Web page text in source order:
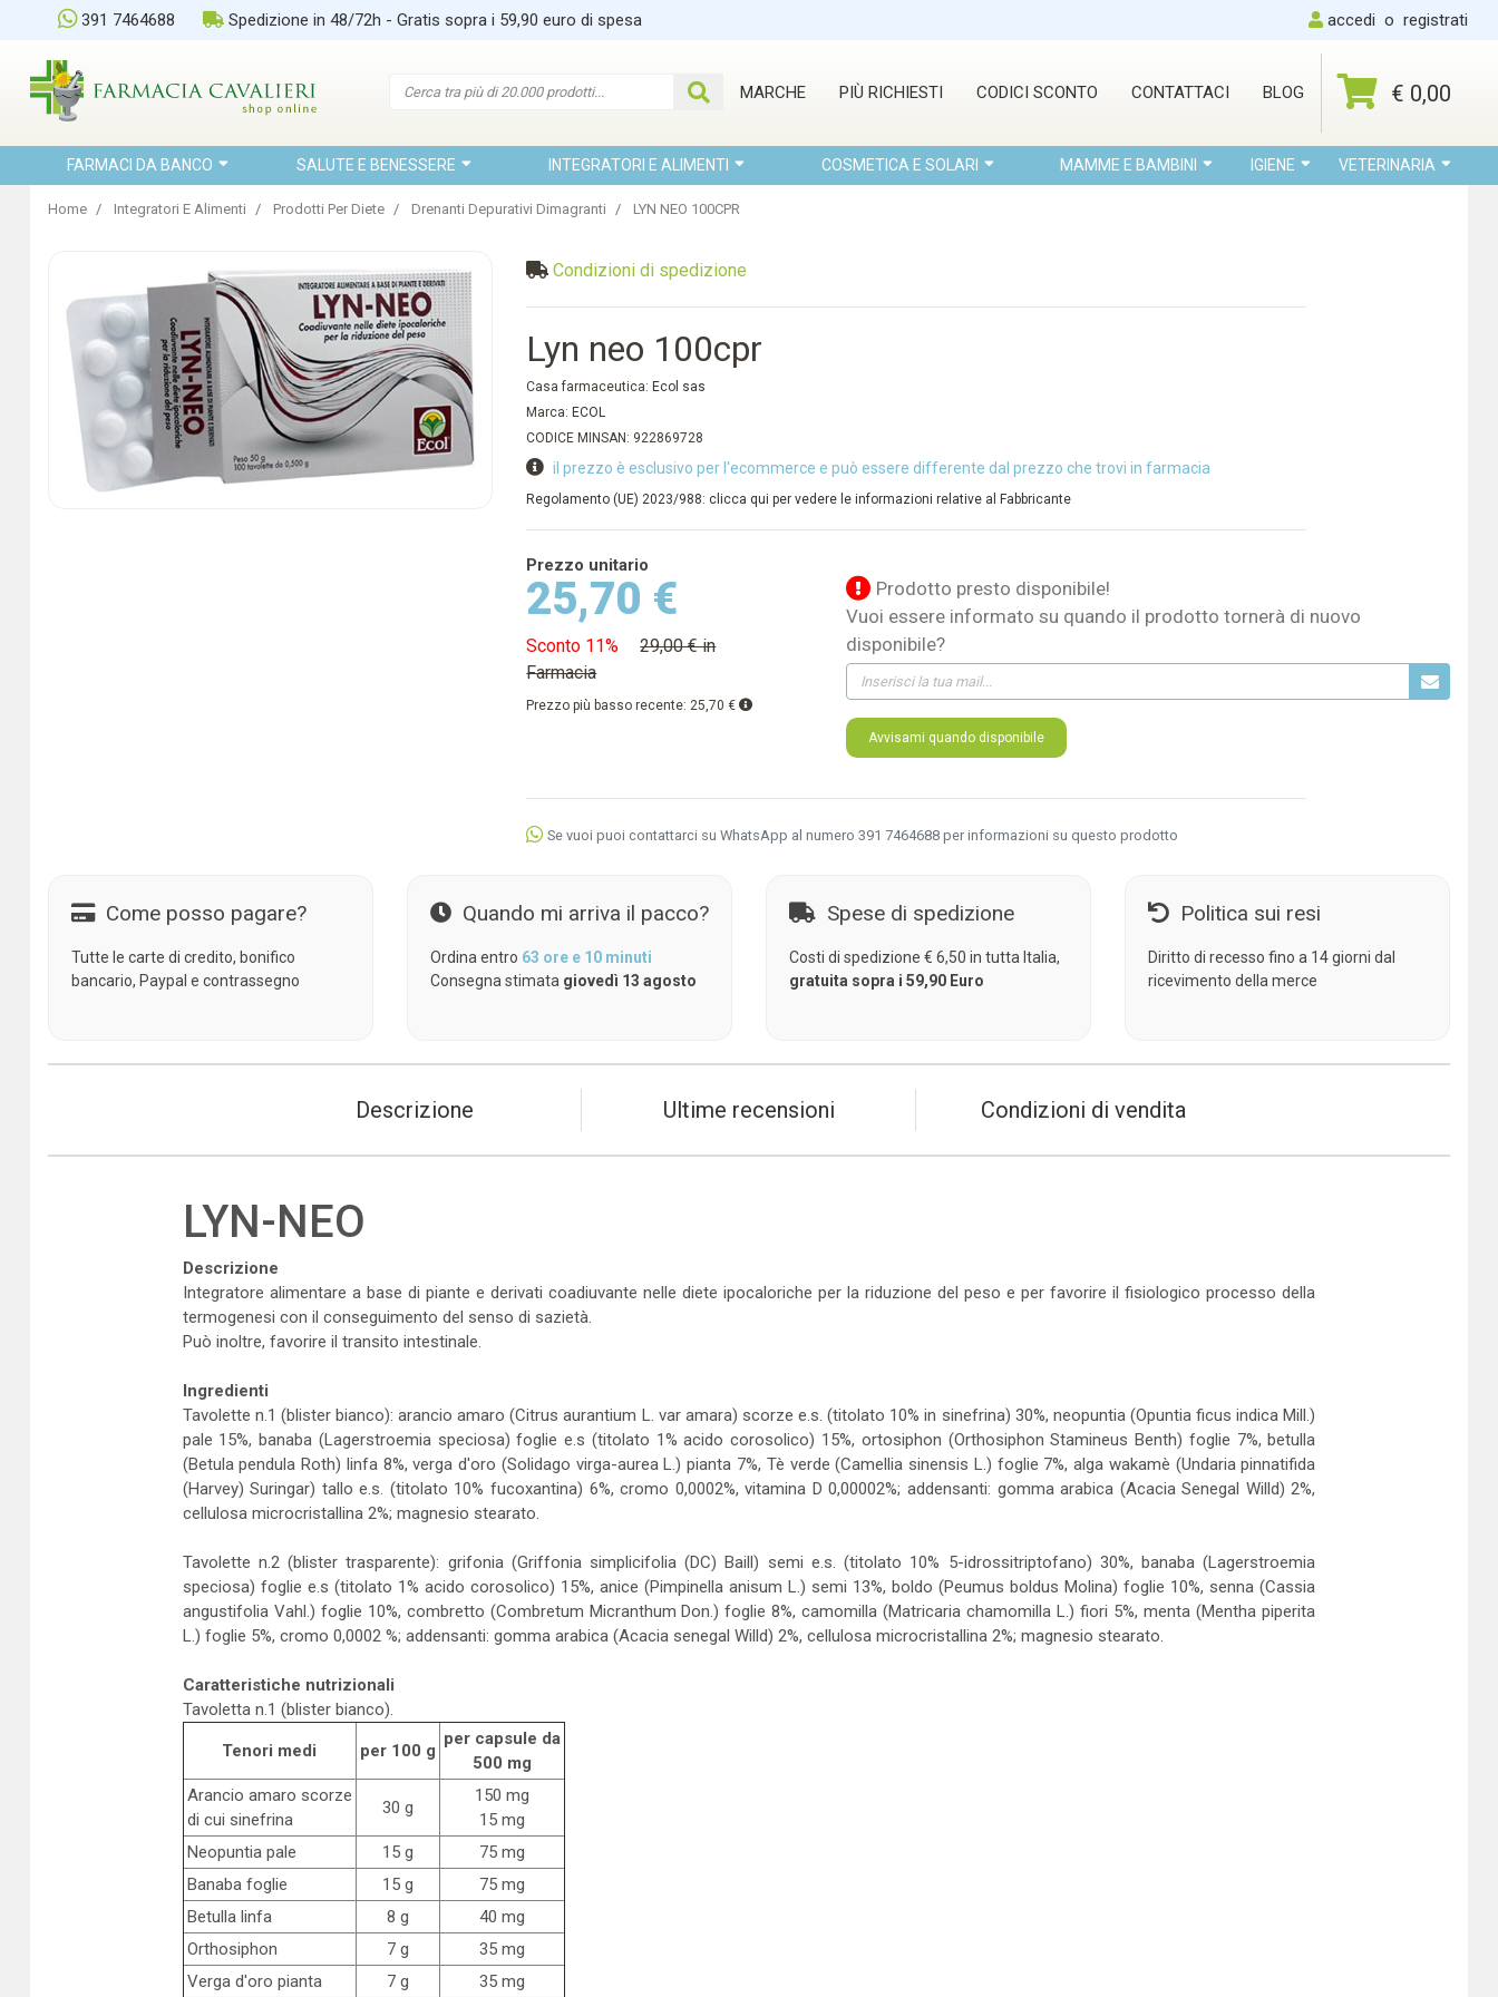
391 7464688 Spedizione in 48/72h - Gratis sopra i 59,90 euro di spesa accedi o registrati
MARCHE PIÙ RICHIESTI CODICI SCONTO CONTATTACI BLOG € 0,00
FARMACI DA BANCO SALUTE E BENESSERE INTEGRATORI E ALIMENTI COSMETICA E SOLARI MAMME E BAMBINI IGIENE VETERINARIA
Home Integratori E Alimenti Prodotti Per Diete Drenanti Depurativi Dimagranti LYN NEO 100CPR
Condizioni di spedizione
Lyn neo 100cpr
Casa farmaceutica: Ecol sas
Marca: ECOL
CODICE MINSAN: 922869728
il prezzo è esclusivo per l'ecommerce e può essere differente dal prezzo che trovi in farmacia
Regolamento (UE) 2023/988: clicca qui per vedere le informazioni relative al Fabbricante
Prezzo unitario
25,70 €
Sconto 11%
29,00 € in
Farmacia
Prezzo più basso recente: 25,70 €
Prodotto presto disponibile!
Vuoi essere informato su quando il prodotto tornerà di nuovo
disponibile?
Avvisami quando disponibile
Se vuoi puoi contattarci su WhatsApp al numero 391 7464688 per informazioni su questo prodotto
Come posso pagare?
Tutte le carte di credito, bonifico
bancario, Paypal e contrassegno
Quando mi arriva il pacco?
Ordina entro 63 ore e 10 minuti
Consegna stimata giovedì 13 agosto
Spese di spedizione
Costi di spedizione € 6,50 in tutta Italia,
gratuita sopra i 59,90 Euro
Politica sui resi
Diritto di recesso fino a 14 giorni dal
ricevimento della merce
Descrizione Ultime recensioni Condizioni di vendita
LYN-NEO
Descrizione
Integratore alimentare a base di piante e derivati coadiuvante nelle diete ipocaloriche per la riduzione del peso e per favorire il fisiologico processo della
termogenesi con il conseguimento del senso di sazietà.
Può inoltre, favorire il transito intestinale.
Ingredienti
Tavolette n.1 (blister bianco): arancio amaro (Citrus aurantium L. var amara) scorze e.s. (titolato 10% in sinefrina) 30%, neopuntia (Opuntia ficus indica Mill.)
pale 15%, banaba (Lagerstroemia speciosa) foglie e.s (titolato 1% acido corosolico) 15%, ortosiphon (Orthosiphon Stamineus Benth) foglie 7%, betulla
(Betula pendula Roth) linfa 8%, verga d'oro (Solidago virga-aurea L.) pianta 7%, Tè verde (Camellia sinensis L.) foglie 7%, alga wakamè (Undaria pinnatifida
(Harvey) Suringar) tallo e.s. (titolato 10% fucoxantina) 6%, cromo 0,0002%, vitamina D 0,00002%; addensanti: gomma arabica (Acacia Senegal Willd) 2%,
cellulosa microcristallina 2%; magnesio stearato.
Tavolette n.2 (blister trasparente): grifonia (Griffonia simplicifolia (DC) Baill) semi e.s. (titolato 10% 5-idrossitriptofano) 30%, banaba (Lagerstroemia
speciosa) foglie e.s (titolato 1% acido corosolico) 15%, anice (Pimpinella anisum L.) semi 13%, boldo (Peumus boldus Molina) foglie 10%, senna (Cassia
angustifolia Vahl.) foglie 10%, combretto (Combretum Micranthum Don.) foglie 8%, camomilla (Matricaria chamomilla L.) fiori 5%, menta (Mentha piperita
L.) foglie 5%, cromo 0,0002 %; addensanti: gomma arabica (Acacia senegal Willd) 2%, cellulosa microcristallina 2%; magnesio stearato.
Caratteristiche nutrizionali
Tavoletta n.1 (blister bianco).
Tenori medi per 100 g
per capsule da
500 mg
Arancio amaro scorze
di cui sinefrina
30 g
150 mg
15 mg
Neopuntia pale
15 g
75 mg
Banaba foglie
15 g
75 mg
Betulla linfa
8 g
40 mg
Orthosiphon
7 g
35 mg
Verga d'oro pianta
7 g
35 mg